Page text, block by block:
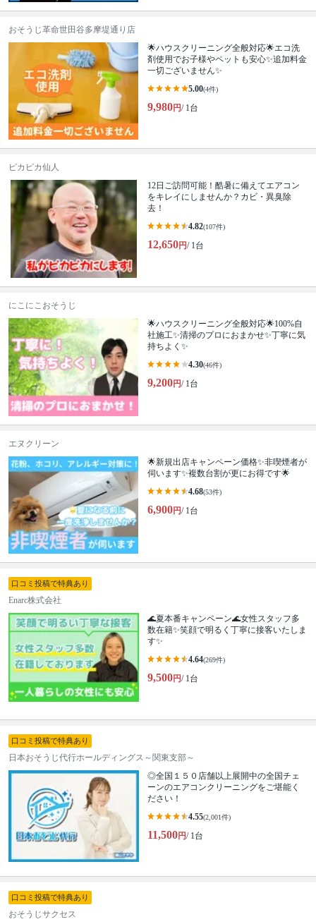
おそうじ革命世田谷多摩堤通り店
🌟ハウスクリーニング全般対応🌟エコ洗
剤使用でお子様やペットも安心✨追加料金
一切ございません✨
5.00(4件)
9,980円/ 1台
ピカピカ仙人
12日ご訪問可能！酷暑に備えてエアコン
をキレイにしませんか？カビ・異臭除
去！
4.82(107件)
12,650円/ 1台
にこにこおそうじ
🌟ハウスクリーニング全般対応🌟100%自
社施工✨清掃のプロにおまかせ✨丁寧に気
持ちよく✨
4.30(46件)
9,200円/ 1台
エヌクリーン
🌟新規出店キャンペーン価格✨非喫煙者が
伺います✨複数台割が更にお得です🌟
4.68(53件)
6,900円/ 1台
口コミ投稿で特典あり
Enarc株式会社
🌊夏本番キャンペーン🌊女性スタッフ多
数在籍✨笑顔で明るく丁寧に接客いたしま
す✨
4.64(269件)
9,500円/ 1台
口コミ投稿で特典あり
日本おそうじ代行ホールディングス～関東支部～
◎全国１５０店舗以上展開中の全国チェ
ーンのエアコンクリーニングをご堪能く
ださい！
4.55(2,001件)
11,500円/ 1台
口コミ投稿で特典あり
おそうじサクセス